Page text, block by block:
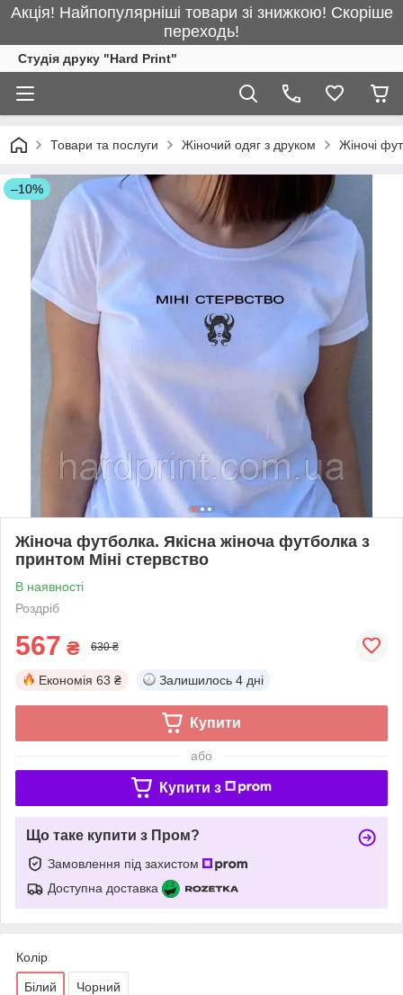
Акція! Найпопулярніші товари зі знижкою! Скоріше
переходь!
Студія друку "Hard Print"
Товари та послуги Жіночий одяг з друком Жіночі
–10%
Жіноча футболка. Якісна жіноча футболка з
принтом Міні стервство
В наявності
Роздріб
567 ₴ 630 ₴
Економія 63 ₴ Залишилось 4 дні
Купити
або
Купити з
Що таке купити з Пром?
Замовлення під захистом
Доступна доставка
Колір
Білий Чорний